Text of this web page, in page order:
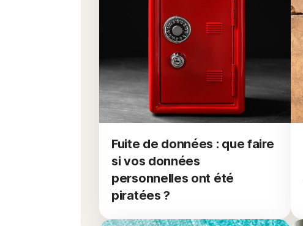
Fuite de données : que faire
si vos données
personnelles ont été
piratées ?